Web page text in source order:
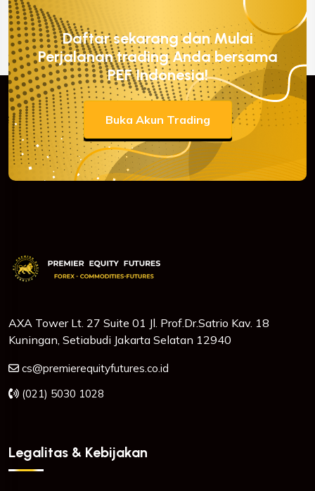
Daftar sekarang dan Mulai
Perjalanan trading Anda bersama
PEF Indonesia!
Buka Akun Trading
AXA Tower Lt. 27 Suite 01 Jl. Prof.Dr.Satrio Kav. 18
Kuningan, Setiabudi Jakarta Selatan 12940
cs@premierequityfutures.co.id
(021) 5030 1028
Legalitas & Kebijakan